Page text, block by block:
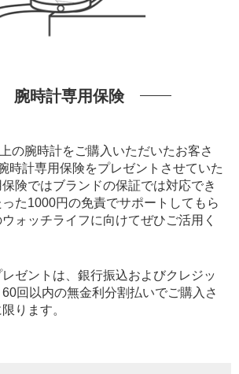
腕時計専用保険
の腕時計をご購入いただいたお客さ
時計専用保険をプレゼントさせていた
険ではブランドの保証では対応でき
た1000円の免責でサポートしてもら
ォッチライフに向けてぜひご活用く
ゼントは、銀行振込およびクレジッ
60回以内の無金利分割払いでご購入さ
ります。